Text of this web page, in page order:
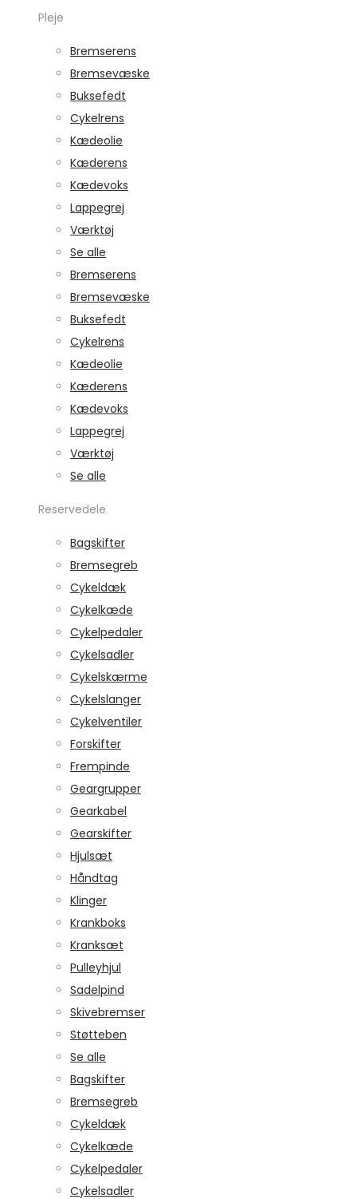
Pleje
Bremserens
Bremsevæske
Buksefedt
Cykelrens
Kædeolie
Kæderens
Kædevoks
Lappegrej
Værktøj
Se alle
Bremserens
Bremsevæske
Buksefedt
Cykelrens
Kædeolie
Kæderens
Kædevoks
Lappegrej
Værktøj
Se alle
Reservedele
Bagskifter
Bremsegreb
Cykeldæk
Cykelkæde
Cykelpedaler
Cykelsadler
Cykelskærme
Cykelslanger
Cykelventiler
Forskifter
Frempinde
Geargrupper
Gearkabel
Gearskifter
Hjulsæt
Håndtag
Klinger
Krankboks
Kranksæt
Pulleyhjul
Sadelpind
Skivebremser
Støtteben
Se alle
Bagskifter
Bremsegreb
Cykeldæk
Cykelkæde
Cykelpedaler
Cykelsadler